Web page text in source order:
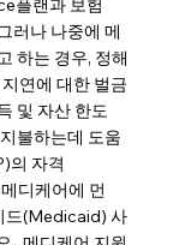
러나 나중에 메
하는 경우, 정해
연에 대한 벌금
및 자산 한도
불하는데 도움
의 자격
디케어에 먼
드(Medicaid) 사